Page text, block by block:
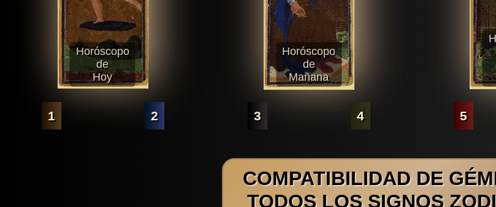
Horóscopo
de
Hoy
Horóscopo
de
Mañana
1 2 3 4 5
COMPATIBILIDAD DE
TODOS LOS SIGNOS